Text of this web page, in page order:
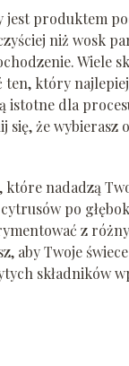
jest produktem
niż wosk
Wiele
ten, który
dla
się, że
nadadzą
po
z
aby Twoje
składników